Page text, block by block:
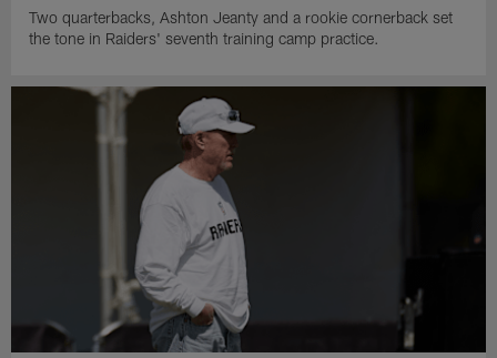
Two quarterbacks, Ashton Jeanty and a rookie cornerback set
the tone in Raiders' seventh training camp practice.